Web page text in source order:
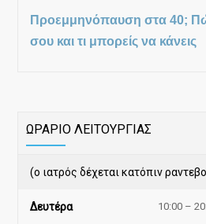
Προεμμηνόπαυση στα 40;
σου και τι μπορείς να κάνεις
ΩΡΑΡΙΟ ΛΕΙΤΟΥΡΓΙΑΣ
(ο ιατρός δέχεται κατόπιν
Δευτέρα 10:00 –